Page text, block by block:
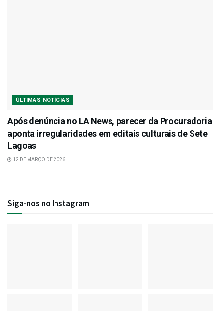
ÚLTIMAS NOTÍCIAS
Após denúncia no LA News, parecer da Procuradoria
aponta irregularidades em editais culturais de Sete
Lagoas
12 DE MARÇO DE 2026
Siga-nos no Instagram